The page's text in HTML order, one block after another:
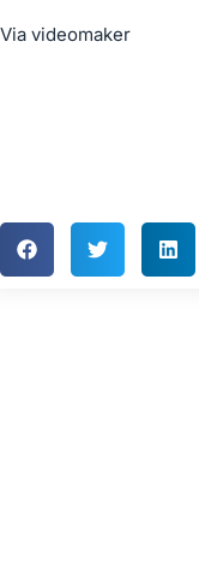
Via videomaker